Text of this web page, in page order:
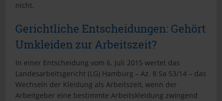
nicht.
Gerichtliche Entscheidungen: Gehört
Umkleiden zur Arbeitszeit?
In einer Entscheidung vom 6. Juli 2015 wertet das
Landesarbeitsgericht (LG) Hamburg – Az. 8 Sa 53/14 – das
Wechseln der Kleidung als Arbeitszeit, wenn der
Arbeitgeber eine bestimmte Arbeitskleidung zwingend